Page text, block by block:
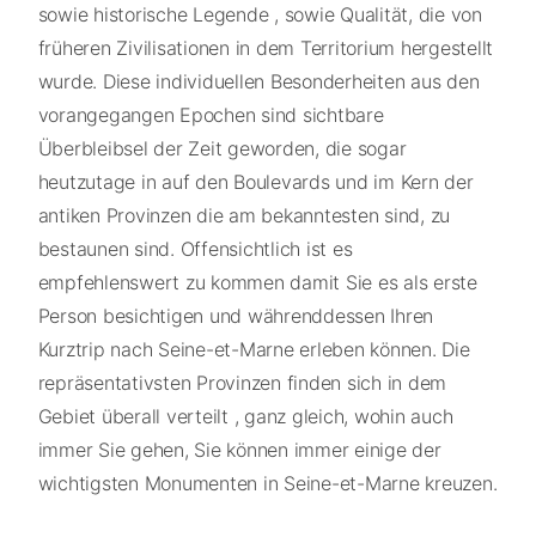
sowie historische Legende , sowie Qualität, die von
früheren Zivilisationen in dem Territorium hergestellt
wurde. Diese individuellen Besonderheiten aus den
vorangegangen Epochen sind sichtbare
Überbleibsel der Zeit geworden, die sogar
heutzutage in auf den Boulevards und im Kern der
antiken Provinzen die am bekanntesten sind, zu
bestaunen sind. Offensichtlich ist es
empfehlenswert zu kommen damit Sie es als erste
Person besichtigen und währenddessen Ihren
Kurztrip nach Seine-et-Marne erleben können. Die
repräsentativsten Provinzen finden sich in dem
Gebiet überall verteilt , ganz gleich, wohin auch
immer Sie gehen, Sie können immer einige der
wichtigsten Monumenten in Seine-et-Marne kreuzen.